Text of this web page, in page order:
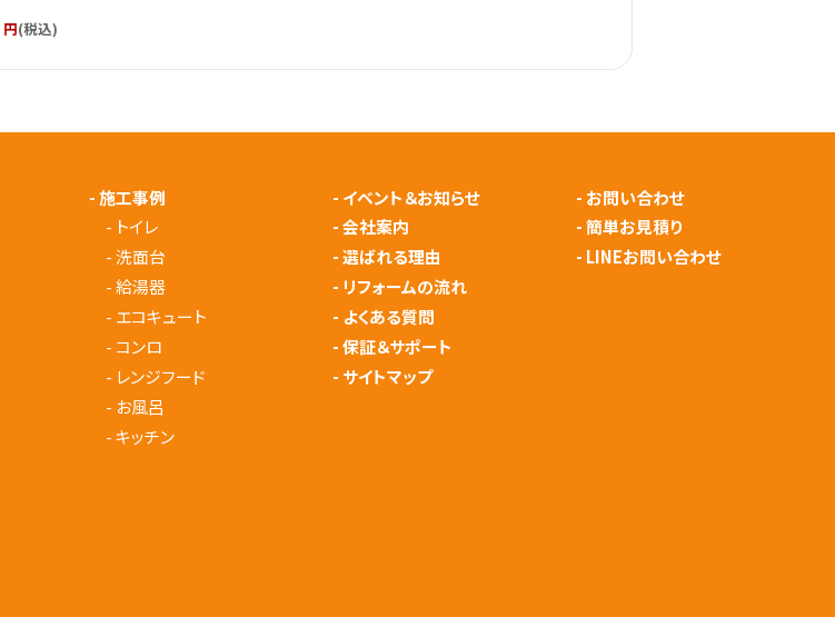
円(税込)
-施工事例
- トイレ
-洗面台
-給湯器
- エコキュート
- コンロ
- レンジフード
- お風呂
-キッチン
- イベント＆お知らせ
-会社案内
-選ばれる理由
- リフォームの流れ
- よくある質問
-保証＆サポート
- サイトマップ
- お問い合わせ
-簡単お見積り
- LINEお問い合わせ